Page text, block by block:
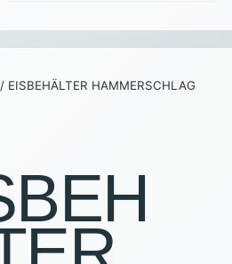
UND GERÄTE
/ EISBEHÄLTER HAMMERSCHLAG